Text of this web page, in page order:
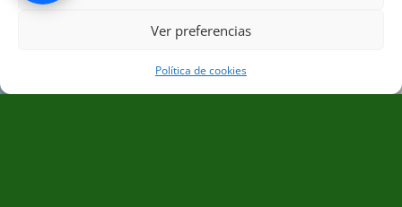
Ver preferencias
Política de cookies